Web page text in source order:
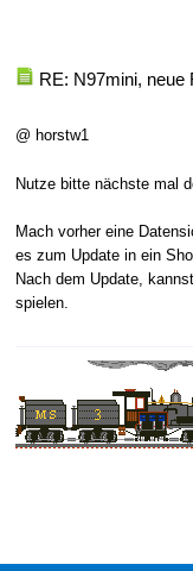
RE: N97mini, neue
@ horstw1
Nutze bitte nächste mal
Mach vorher eine
es zum Update in ein
Nach dem Update,
spielen.